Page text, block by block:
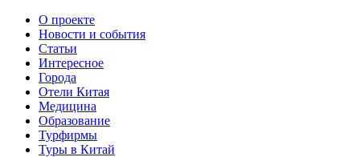
О проекте
Новости и события
Статьи
Интересное
Города
Отели Китая
Медицина
Образование
Турфирмы
Туры в Китай